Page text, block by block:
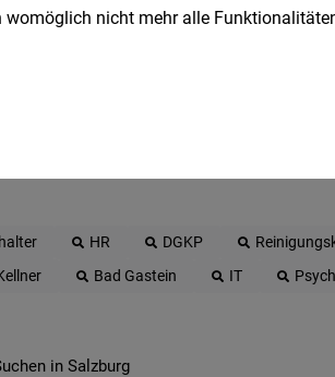
HR DGKP
Bad Gastein IT
in Salzburg
nicht mehr alle